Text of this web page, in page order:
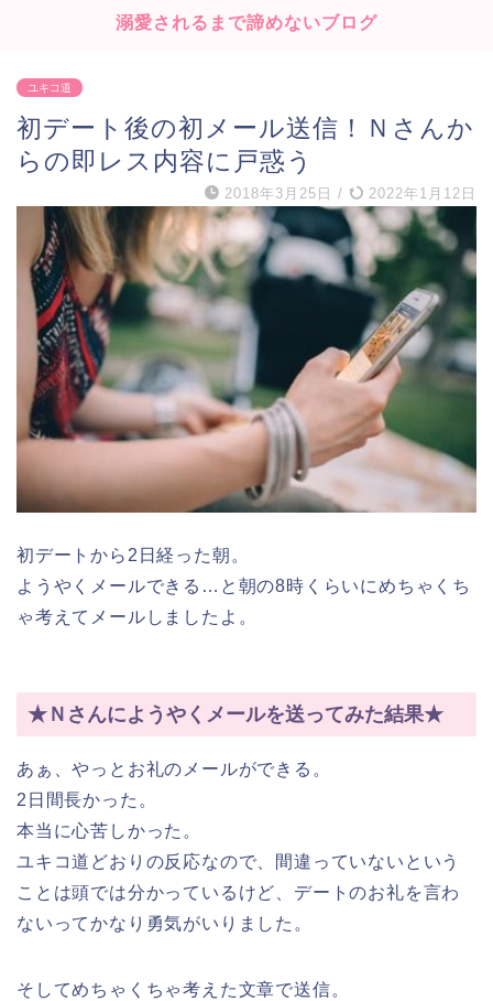
溺愛されるまで諦めないブログ
ユキコ道
初デート後の初メール送信！Ｎさんか
らの即レス内容に戸惑う
2018年3月25日 / 2022年1月12日
初デートから2日経った朝。
ようやくメールできる…と朝の8時くらいにめちゃくち
ゃ考えてメールしましたよ。
★Ｎさんにようやくメールを送ってみた結果★
あぁ、やっとお礼のメールができる。
2日間長かった。
本当に心苦しかった。
ユキコ道どおりの反応なので、間違っていないという
ことは頭では分かっているけど、デートのお礼を言わ
ないってかなり勇気がいりました。
そしてめちゃくちゃ考えた文章で送信。